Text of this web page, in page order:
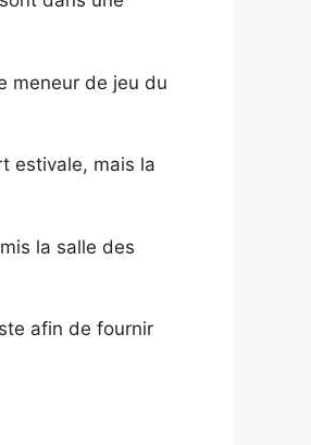
meneur de jeu du
estivale, mais la
la salle des
afin de fournir